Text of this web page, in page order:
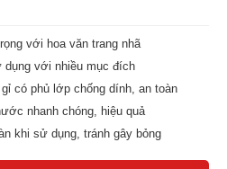
với hoa văn trang nhã
với nhiều mục đích
có phủ lớp chống dính, an toàn
nhanh chóng, hiệu quả
khi sử dụng, tránh gây bỏng